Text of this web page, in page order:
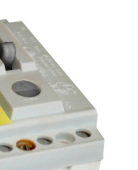
диэлектрические
Стремянки с
Стремянки с
опорой